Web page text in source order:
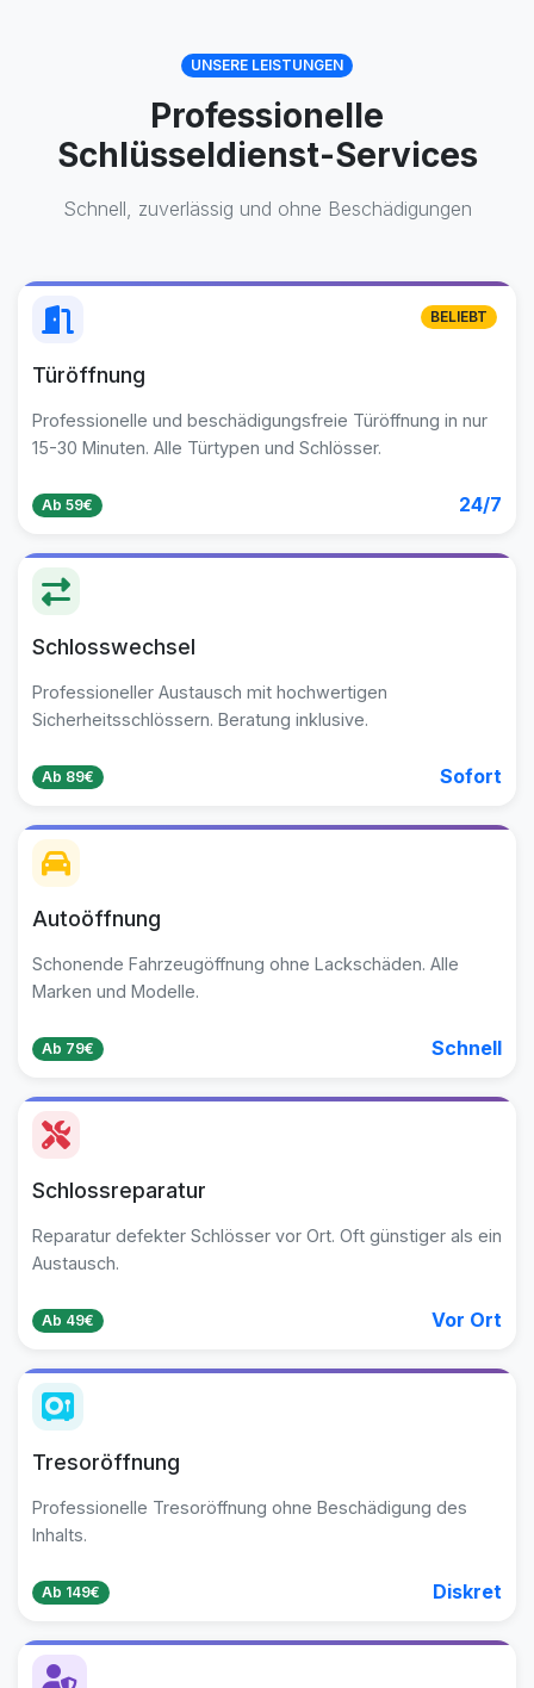
UNSERE LEISTUNGEN
Professionelle
Schlüsseldienst-Services
Schnell, zuverlässig und ohne Beschädigungen
Türöffnung
Professionelle und beschädigungsfreie Türöffnung in nur
15-30 Minuten. Alle Türtypen und Schlösser.
Ab 59€ 24/7
BELIEBT
Schlosswechsel
Professioneller Austausch mit hochwertigen
Sicherheitsschlössern. Beratung inklusive.
Ab 89€ Sofort
Autoöffnung
Schonende Fahrzeugöffnung ohne Lackschäden. Alle
Marken und Modelle.
Ab 79€ Schnell
Schlossreparatur
Reparatur defekter Schlösser vor Ort. Oft günstiger als ein
Austausch.
Ab 49€ Vor Ort
Tresoröffnung
Professionelle Tresoröffnung ohne Beschädigung des
Inhalts.
Ab 149€ Diskret